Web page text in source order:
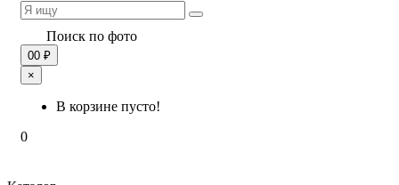
Поиск по фото
00 ₽
×
В корзине пусто!
0